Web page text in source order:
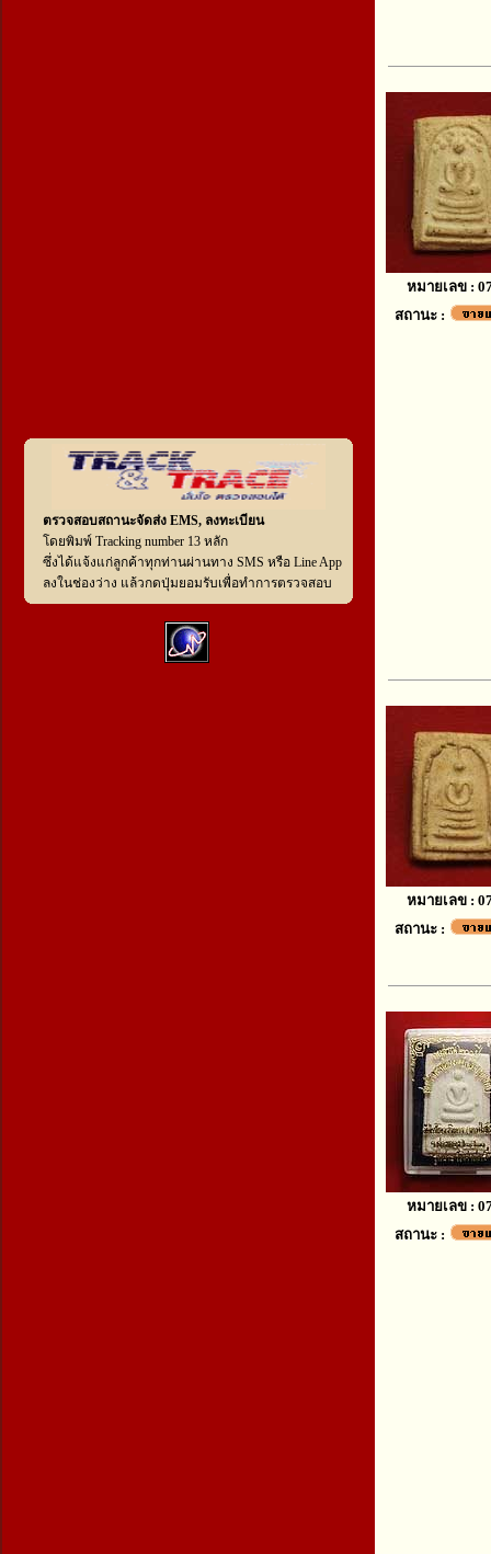
ตรวจสอบสถานะจัดส่ง EMS, ลงทะเบียน
โดยพิมพ์ Tracking number 13 หลัก
ซึ่งได้แจ้งแก่ลูกค้าทุกท่านผ่านทาง SMS หรือ Line App
ลงในช่องว่าง แล้วกดปุ่มยอมรับเพื่อทำการตรวจสอบ
หมายเลข :
สถานะ :
หมายเลข :
สถานะ :
หมายเลข :
สถานะ :